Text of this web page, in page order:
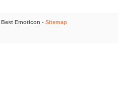
Best Emoticon - Sitemap